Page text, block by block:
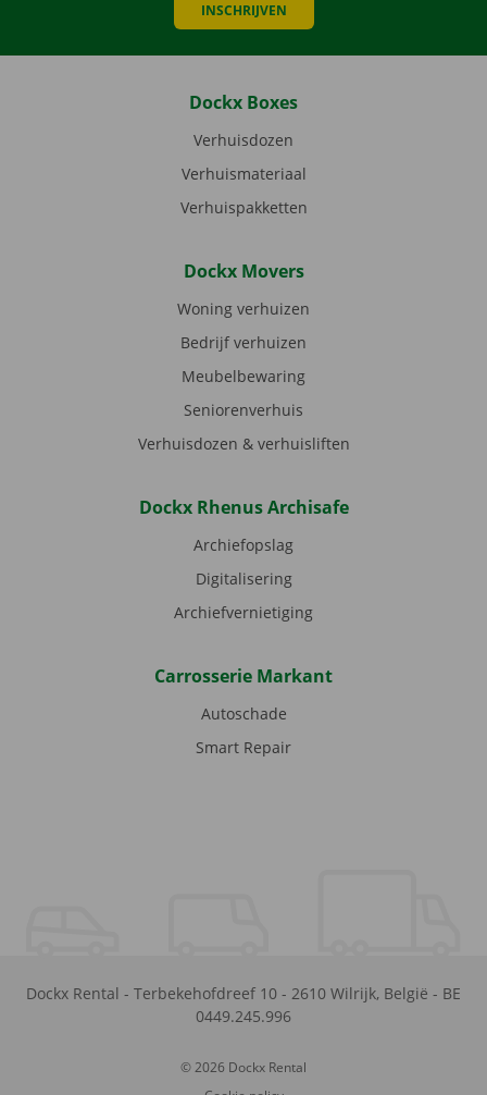
INSCHRIJVEN
Dockx Boxes
Verhuisdozen
Verhuismateriaal
Verhuispakketten
Dockx Movers
Woning verhuizen
Bedrijf verhuizen
Meubelbewaring
Seniorenverhuis
Verhuisdozen & verhuisliften
Dockx Rhenus Archisafe
Archiefopslag
Digitalisering
Archiefvernietiging
Carrosserie Markant
Autoschade
Smart Repair
Dockx Rental - Terbekehofdreef 10 - 2610 Wilrijk, België - BE
0449.245.996
© 2026 Dockx Rental